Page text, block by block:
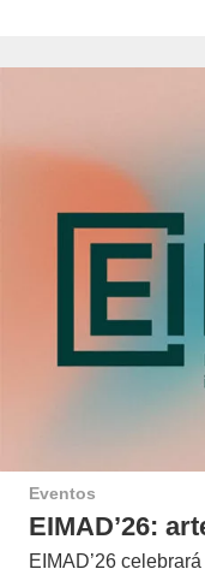
Eventos
EIMAD’26:
EIMAD’26